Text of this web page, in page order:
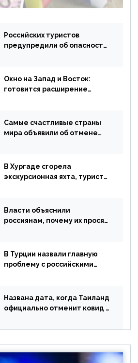
Российских туристов
предупредили об опасности
Окно на Запад и Восток:
готовится расширение
Самые счастливые страны
мира объявили об отмене
В Хургаде сгорела
экскурсионная яхта, туристы
Власти объяснили
россиянам, почему их просят
В Турции назвали главную
проблему с российскими
Названа дата, когда Таиланд
официально отменит ковид и